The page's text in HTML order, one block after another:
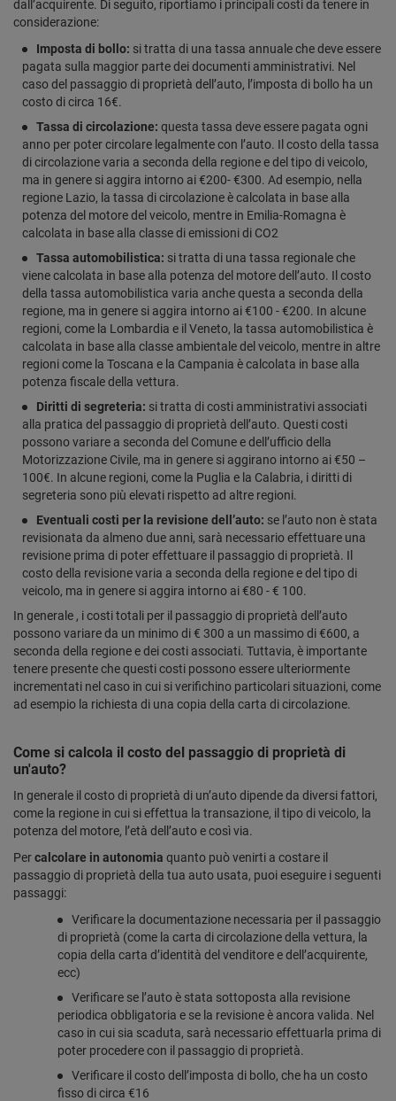
dall’acquirente. Di seguito, riportiamo i principali costi da tenere in
considerazione:
Imposta di bollo: si tratta di una tassa annuale che deve essere
pagata sulla maggior parte dei documenti amministrativi. Nel
caso del passaggio di proprietà dell’auto, l’imposta di bollo ha un
costo di circa 16€.
Tassa di circolazione: questa tassa deve essere pagata ogni
anno per poter circolare legalmente con l’auto. Il costo della tassa
di circolazione varia a seconda della regione e del tipo di veicolo,
ma in genere si aggira intorno ai €200- €300. Ad esempio, nella
regione Lazio, la tassa di circolazione è calcolata in base alla
potenza del motore del veicolo, mentre in Emilia-Romagna è
calcolata in base alla classe di emissioni di CO2
Tassa automobilistica: si tratta di una tassa regionale che
viene calcolata in base alla potenza del motore dell’auto. Il costo
della tassa automobilistica varia anche questa a seconda della
regione, ma in genere si aggira intorno ai €100 - €200. In alcune
regioni, come la Lombardia e il Veneto, la tassa automobilistica è
calcolata in base alla classe ambientale del veicolo, mentre in altre
regioni come la Toscana e la Campania è calcolata in base alla
potenza fiscale della vettura.
Diritti di segreteria: si tratta di costi amministrativi associati
alla pratica del passaggio di proprietà dell’auto. Questi costi
possono variare a seconda del Comune e dell’ufficio della
Motorizzazione Civile, ma in genere si aggirano intorno ai €50 –
100€. In alcune regioni, come la Puglia e la Calabria, i diritti di
segreteria sono più elevati rispetto ad altre regioni.
Eventuali costi per la revisione dell’auto: se l’auto non è stata
revisionata da almeno due anni, sarà necessario effettuare una
revisione prima di poter effettuare il passaggio di proprietà. Il
costo della revisione varia a seconda della regione e del tipo di
veicolo, ma in genere si aggira intorno ai €80 - € 100.
In generale , i costi totali per il passaggio di proprietà dell’auto
possono variare da un minimo di € 300 a un massimo di €600, a
seconda della regione e dei costi associati. Tuttavia, è importante
tenere presente che questi costi possono essere ulteriormente
incrementati nel caso in cui si verifichino particolari situazioni, come
ad esempio la richiesta di una copia della carta di circolazione.
Come si calcola il costo del passaggio di proprietà di
un'auto?
In generale il costo di proprietà di un’auto dipende da diversi fattori,
come la regione in cui si effettua la transazione, il tipo di veicolo, la
potenza del motore, l’età dell’auto e così via.
Percalcolare in autonomia quanto può venirti a costare il
passaggio di proprietà della tua auto usata, puoi eseguire i seguenti
passaggi:
Verificare la documentazione necessaria per il passaggio
di proprietà (come la carta di circolazione della vettura, la
copia della carta d’identità del venditore e dell’acquirente,
ecc)
Verificare se l’auto è stata sottoposta alla revisione
periodica obbligatoria e se la revisione è ancora valida. Nel
caso in cui sia scaduta, sarà necessario effettuarla prima di
poter procedere con il passaggio di proprietà.
Verificare il costo dell’imposta di bollo, che ha un costo
fisso di circa €16